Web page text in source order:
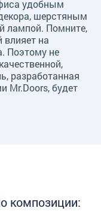
удобным
шерстяным
лампой. Помните,
на
Поэтому не
разработанная
Mr.Doors, будет
композиции: